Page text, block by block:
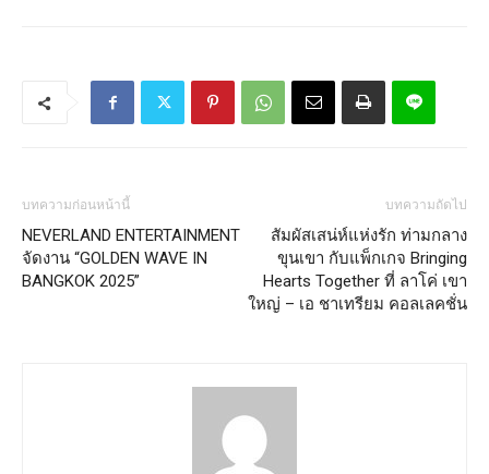
บทความก่อนหน้านี้
NEVERLAND ENTERTAINMENT
จัดงาน “GOLDEN WAVE IN
BANGKOK 2025”
บทความถัดไป
สัมผัสเสน่ห์แห่งรัก ท่ามกลาง
ขุนเขา กับแพ็กเกจ Bringing
Hearts Together ที่ ลาโค่ เขา
ใหญ่ – เอ ชาเทรียม คอลเลคชั่น